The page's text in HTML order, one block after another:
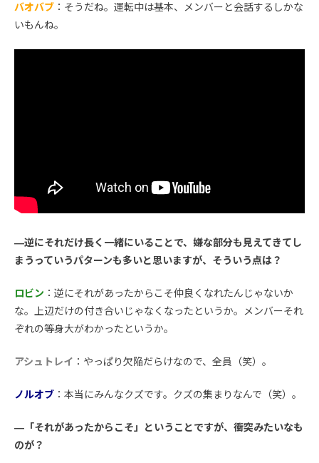
バオバブ ：そうだね。運転中は基本、メンバーと会話するしかな
いもんね。
―逆にそれだけ長く一緒にいることで、嫌な部分も見えてきてし
まうっていうパターンも多いと思いますが、そういう点は？
ロビン ：逆にそれがあったからこそ仲良くなれたんじゃないか
な。上辺だけの付き合いじゃなくなったというか。メンバーそれ
ぞれの等身大がわかったというか。
アシュトレイ ：やっぱり欠陥だらけなので、全員（笑）。
ノルオブ ：本当にみんなクズです。クズの集まりなんで（笑）。
―「それがあったからこそ」ということですが、衝突みたいなも
のが？